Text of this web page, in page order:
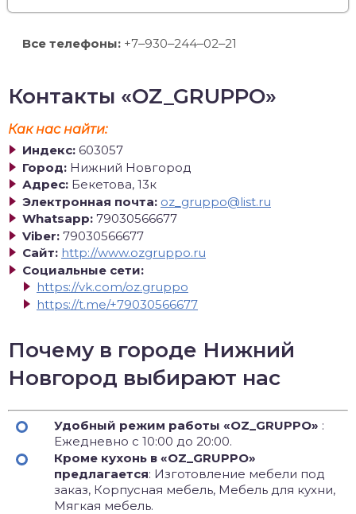
Все телефоны: +7‒930‒244‒02‒21
Контакты «OZ_GRUPPO»
Как нас найти:
Индекс: 603057
Город: Нижний Новгород
Адрес: Бекетова, 13к
Электронная почта: oz_gruppo@list.ru
Whatsapp: 79030566677
Viber: 79030566677
Сайт: http://www.ozgruppo.ru
Социальные сети:
https://vk.com/oz.gruppo
https://t.me/+79030566677
Почему в городе Нижний
Новгород выбирают нас
Удобный режим работы «OZ_GRUPPO» :
Ежедневно с 10:00 до 20:00.
Кроме кухонь в «OZ_GRUPPO»
предлагается: Изготовление мебели под
заказ, Корпусная мебель, Мебель для кухни,
Мягкая мебель.